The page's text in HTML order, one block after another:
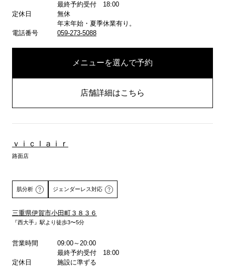
最終予約受付 18:00
定休日
無休
年末年始・夏季休業有り。
電話番号
059-273-5088
メニューを選んで予約
店舗詳細はこちら
ｖｉｃｌａｉｒ
路面店
肌分析 ジェンダーレス対応
三重県伊賀市小田町３８３６
『西大手』駅より徒歩3〜5分
営業時間
09:00～20:00
最終予約受付 18:00
定休日
施設に準ずる